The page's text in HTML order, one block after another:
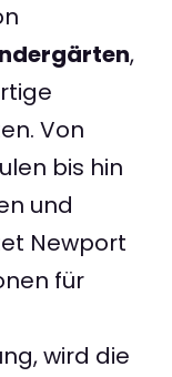
,
Von
bis hin
und
Newport
für
wird die